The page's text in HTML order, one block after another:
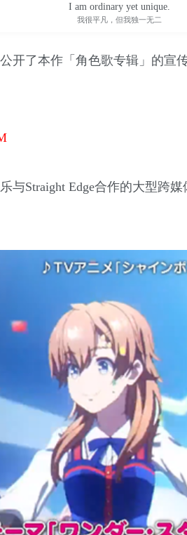
I am ordinary yet unique.
我很平凡，但我独一无二
开了本作「角色歌专辑」的宣
与Straight Edge合作的大型跨